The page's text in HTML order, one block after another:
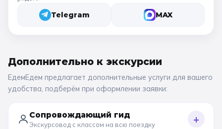
Telegram MAX
Дополнительно к экскурсии
ЕдемЕдем предлагает дополнительные услуги для вашего
удобства, подберём при оформлении заявки:
Сопровождающий гид
Экскурсовод с классом на всю поездку +